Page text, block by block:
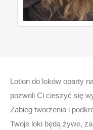
Lotion do loków oparty
pozwoli Ci cieszyć się
Zabieg tworzenia i
Twoje loki będą żywe,